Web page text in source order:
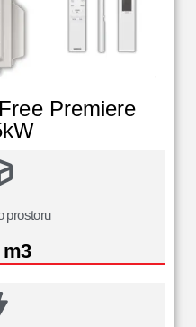
Premiere
prostoru
m3